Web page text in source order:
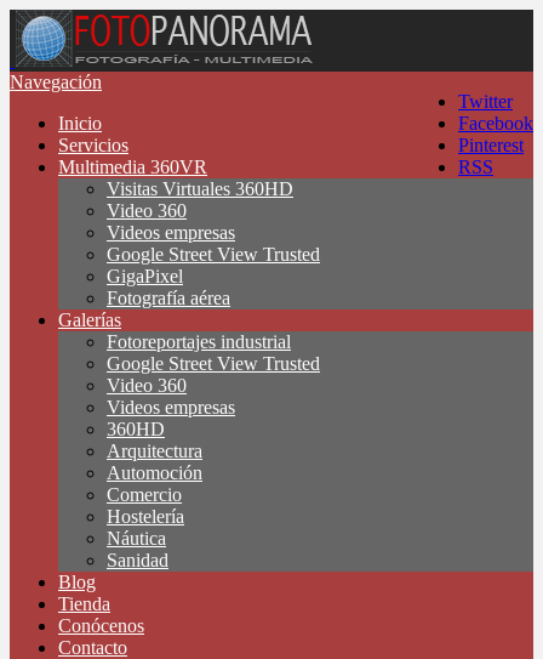
Twitter
Facebook
Pinterest
RSS
Navegación
Inicio
Servicios
Multimedia 360VR
Visitas Virtuales 360HD
Video 360
Videos empresas
Google Street View Trusted
GigaPixel
Fotografía aérea
Galerías
Fotoreportajes industrial
Google Street View Trusted
Video 360
Videos empresas
360HD
Arquitectura
Automoción
Comercio
Hostelería
Náutica
Sanidad
Blog
Tienda
Conócenos
Contacto